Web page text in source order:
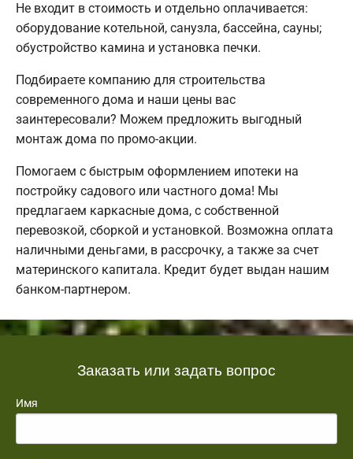
Не входит в стоимость и отдельно оплачивается:
оборудование котельной, санузла, бассейна, сауны;
обустройство камина и установка печки.
Подбираете компанию для строительства
современного дома и наши цены вас
заинтересовали? Можем предложить выгодный
монтаж дома по промо-акции.
Помогаем с быстрым оформлением ипотеки на
постройку садового или частного дома! Мы
предлагаем каркасные дома, с собственной
перевозкой, сборкой и установкой. Возможна оплата
наличными деньгами, в рассрочку, а также за счет
материнского капитала. Кредит будет выдан нашим
банком-партнером.
Заказать или задать вопрос
Имя